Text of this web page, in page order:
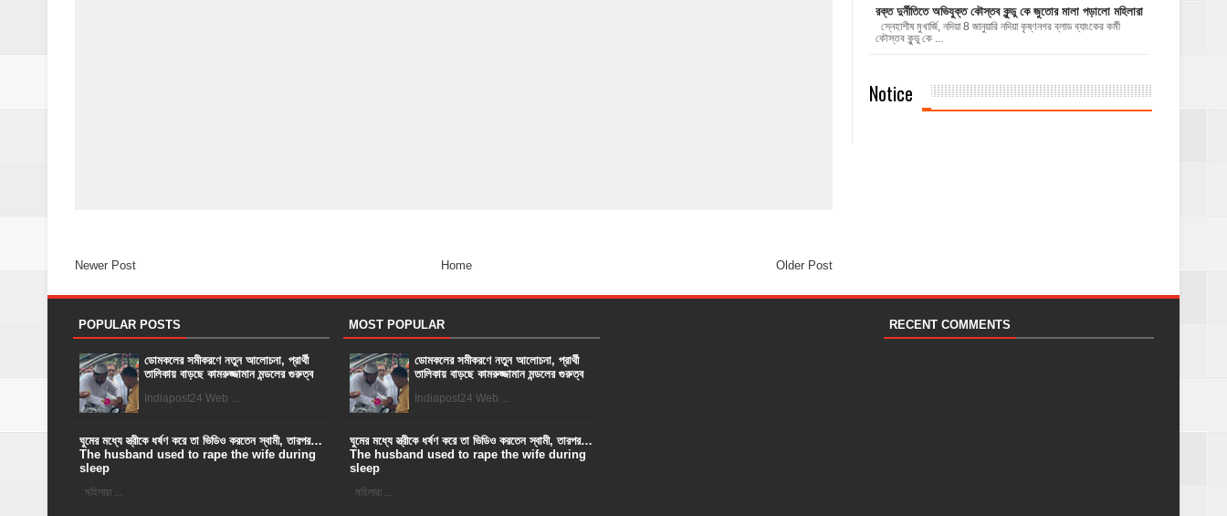
Newer Post Older Post
Home
রক্ত দুর্নীতিতে অভিযুক্ত কৌস্তব কুন্ডু কে জুতোর মালা পড়ালো মহিলারা
স্নেহাশীষ মুখার্জি, নদিয়া 8 জানুয়ারি নদিয়া কৃষ্ণনগর ব্লাড ব্যাংকের কর্মী
কৌস্তব কুন্ডু কে ...
Notice
POPULAR POSTS
ডোমকলের সমীকরণে নতুন আলোচনা, প্রার্থী
তালিকায় বাড়ছে কামরুজ্জামান মন্ডলের গুরুত্ব
Indiapost24 Web ...
ঘুমের মধ্যে স্ত্রীকে ধর্ষণ করে তা ভিডিও করতেন স্বামী, তারপর…
The husband used to rape the wife during
sleep
মহিলারা ...
MOST POPULAR
ডোমকলের সমীকরণে নতুন আলোচনা, প্রার্থী
তালিকায় বাড়ছে কামরুজ্জামান মন্ডলের গুরুত্ব
Indiapost24 Web ...
ঘুমের মধ্যে স্ত্রীকে ধর্ষণ করে তা ভিডিও করতেন স্বামী, তারপর…
The husband used to rape the wife during
sleep
মহিলারা ...
RECENT COMMENTS